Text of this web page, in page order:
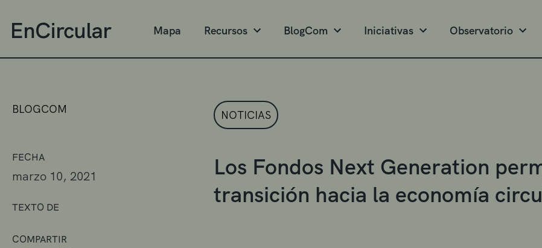
Mapa Recursos BlogCom Iniciativas Observatorio
BLOGCOM
FECHA
marzo 10, 2021
TEXTO DE
COMPARTIR
NOTICIAS
Los Fondos Next Generation
transición hacia la economía